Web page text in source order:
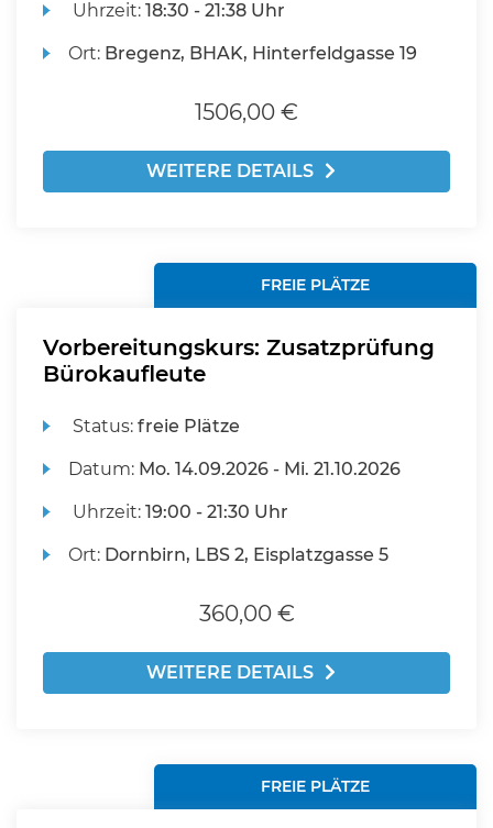
Uhrzeit:18:30 - 21:38 Uhr
Ort: Bregenz, BHAK, Hinterfeldgasse 19
1506,00 €
WEITERE DETAILS
FREIE PLÄTZE
Vorbereitungskurs: Zusatzprüfung
Bürokaufleute
Status:freie Plätze
Datum: Mo. 14.09.2026 - Mi. 21.10.2026
Uhrzeit:19:00 - 21:30 Uhr
Ort: Dornbirn, LBS 2, Eisplatzgasse 5
360,00 €
WEITERE DETAILS
FREIE PLÄTZE